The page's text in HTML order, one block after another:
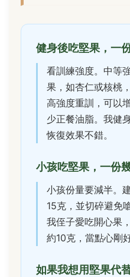
健身後吃堅果，一
看訓練強度。中等
果，如杏仁或核桃
高強度重訓，可以
少正餐油脂。我健
恢復效果不錯。
小孩吃堅果，一份
小孩份量要減半。
15克，並切碎避免
我侄子愛吃開心果
約10克，當點心剛好
如果我想用堅果代